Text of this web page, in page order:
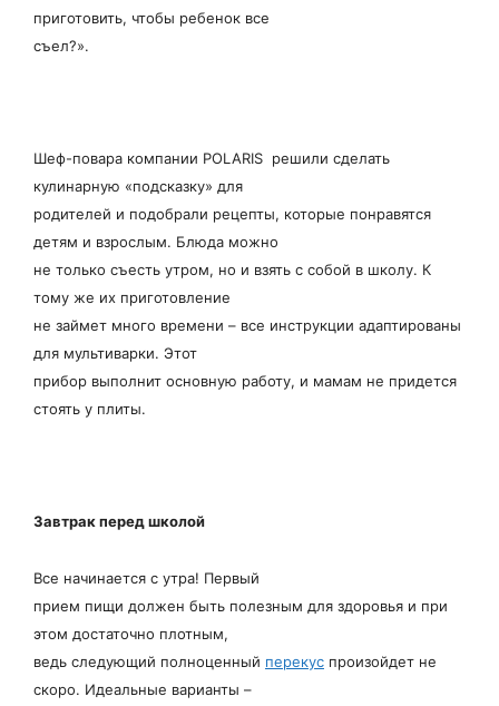
приготовить, чтобы ребенок все
съел?».
Шеф-повара компании POLARIS решили сделать
кулинарную «подсказку» для
родителей и подобрали рецепты, которые понравятся
детям и взрослым. Блюда можно
не только съесть утром, но и взять с собой в школу. К
тому же их приготовление
не займет много времени – все инструкции адаптированы
для мультиварки. Этот
прибор выполнит основную работу, и мамам не придется
стоять у плиты.
Завтрак перед школой
Все начинается с утра! Первый
прием пищи должен быть полезным для здоровья и при
этом достаточно плотным,
ведь следующий полноценный перекус произойдет не
скоро. Идеальные варианты –